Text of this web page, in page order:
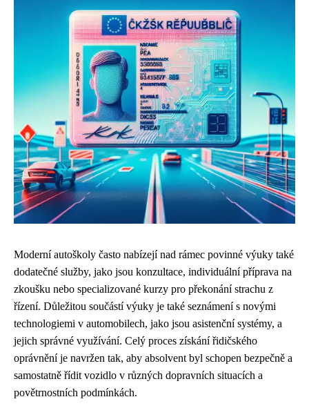
Moderní autoškoly často nabízejí nad rámec povinné výuky také
dodatečné služby, jako jsou konzultace, individuální příprava na
zkoušku nebo specializované kurzy pro překonání strachu z
řízení. Důležitou součástí výuky je také seznámení s novými
technologiemi v automobilech, jako jsou asistenční systémy, a
jejich správné využívání. Celý proces získání řidičského
oprávnění je navržen tak, aby absolvent byl schopen bezpečně a
samostatně řídit vozidlo v různých dopravních situacích a
povětrnostních podmínkách.